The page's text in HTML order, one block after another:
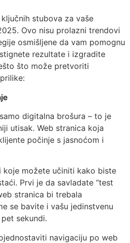
stubova za vaše
Ovo nisu prolazni trendovi
osmišljene da vam pomognu
rezultate i izgradite
što može pretvoriti
digitalna brošura – to je
utisak. Web stranica koja
počinje s jasnoćom i
možete učiniti kako biste
Prvi je da savladate “test
stranica bi trebala
se bavite i vašu jedinstvenu
sekundi.
navigaciju po web